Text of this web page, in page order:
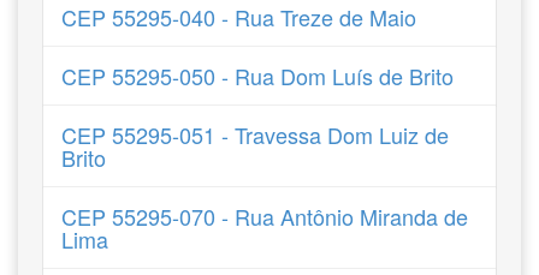
CEP 55295-040 - Rua Treze de Maio
CEP 55295-050 - Rua Dom Luís de Brito
CEP 55295-051 - Travessa Dom Luiz de
Brito
CEP 55295-070 - Rua Antônio Miranda de
Lima